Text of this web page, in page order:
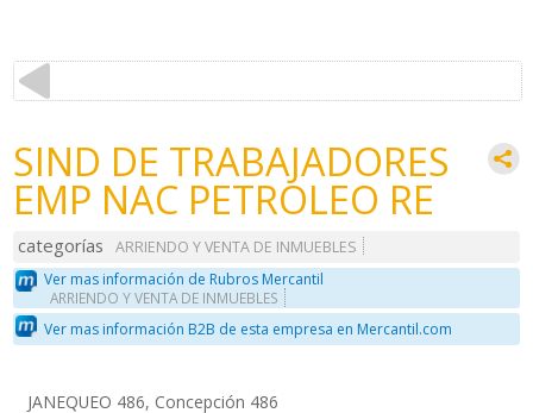
SIND DE TRABAJADORES
EMP NAC PETROLEO RE
categorías
ARRIENDO Y VENTA DE INMUEBLES
Ver mas información de Rubros Mercantil
ARRIENDO Y VENTA DE INMUEBLES
Ver mas información B2B de esta empresa en Mercantil.com
JANEQUEO 486, Concepción 486